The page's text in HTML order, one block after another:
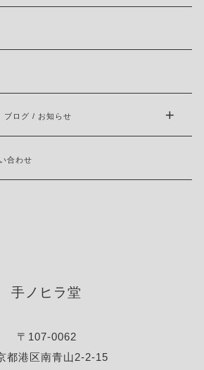
手ノヒラ堂
〒107-0062
都港区南青山2-2-15
ブログ / お知らせ
合わせ